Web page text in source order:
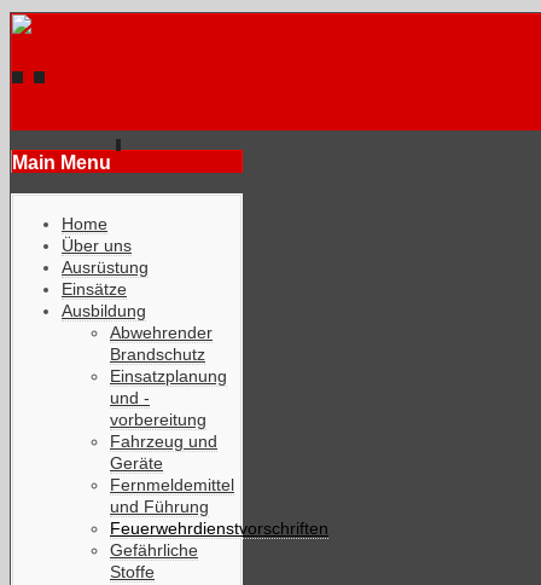
Main Menu
Home
Über uns
Ausrüstung
Einsätze
Ausbildung
Abwehrender
Brandschutz
Einsatzplanung
und -
vorbereitung
Fahrzeug und
Geräte
Fernmeldemittel
und Führung
Feuerwehrdienstvorschriften
Gefährliche
Stoffe